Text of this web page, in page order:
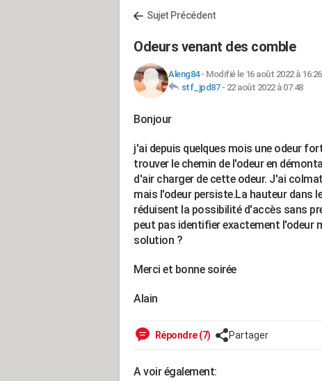
Sujet Précédent
Odeurs venant des comble
Aleng84- Modifié le 16 août 2022 à 16:26
stf_jpd87- 22 août 2022 à 07:48
Bonjour
j'ai depuis quelques mois une odeur
trouver le chemin de l'odeur en
d'air charger de cette odeur. J'ai
mais l'odeur persiste.La hauteur dans
réduisent la possibilité d'accès sans
peut pas identifier exactement l'odeur
solution ?
Merci et bonne soirée
Alain
Répondre (7) Partager
A voir également: